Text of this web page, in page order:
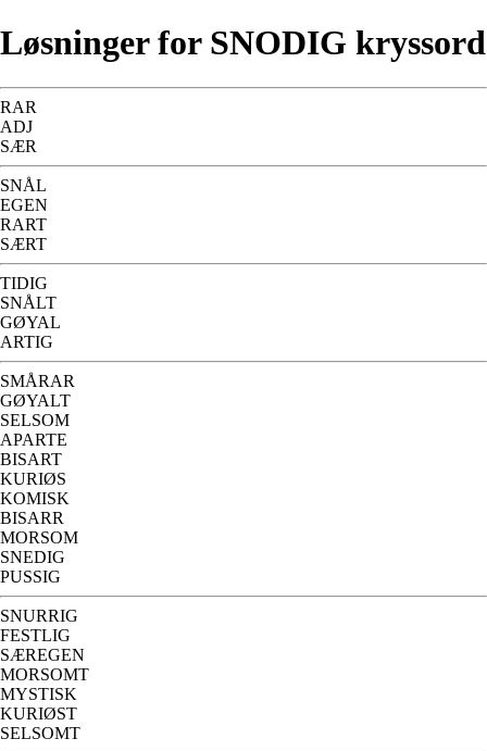
Løsninger for SNODIG kryssord
RAR
ADJ
SÆR
SNÅL
EGEN
RART
SÆRT
TIDIG
SNÅLT
GØYAL
ARTIG
SMÅRAR
GØYALT
SELSOM
APARTE
BISART
KURIØS
KOMISK
BISARR
MORSOM
SNEDIG
PUSSIG
SNURRIG
FESTLIG
SÆREGEN
MORSOMT
MYSTISK
KURIØST
SELSOMT